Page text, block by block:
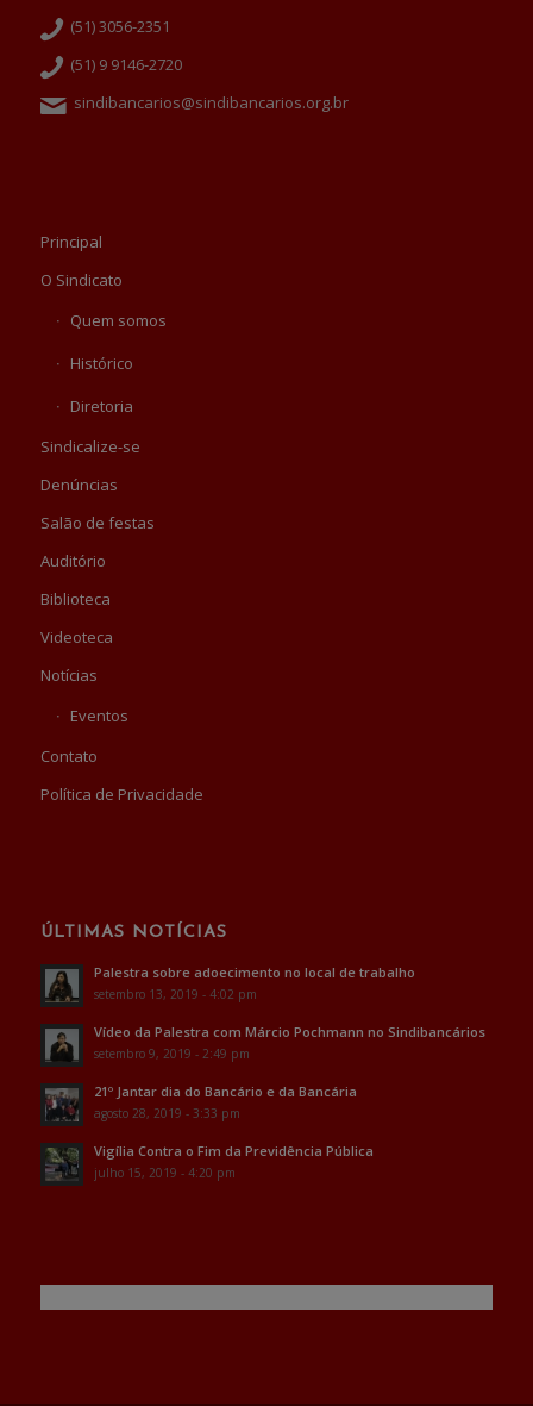
(51) 3056-2351
(51) 9 9146-2720
sindibancarios@sindibancarios.org.br
Principal
O Sindicato
Quem somos
Histórico
Diretoria
Sindicalize-se
Denúncias
Salão de festas
Auditório
Biblioteca
Videoteca
Notícias
Eventos
Contato
Política de Privacidade
ÚLTIMAS NOTÍCIAS
Palestra sobre adoecimento no local de trabalho
setembro 13, 2019 - 4:02 pm
Vídeo da Palestra com Márcio Pochmann no Sindibancários
setembro 9, 2019 - 2:49 pm
21º Jantar dia do Bancário e da Bancária
agosto 28, 2019 - 3:33 pm
Vigília Contra o Fim da Previdência Pública
julho 15, 2019 - 4:20 pm